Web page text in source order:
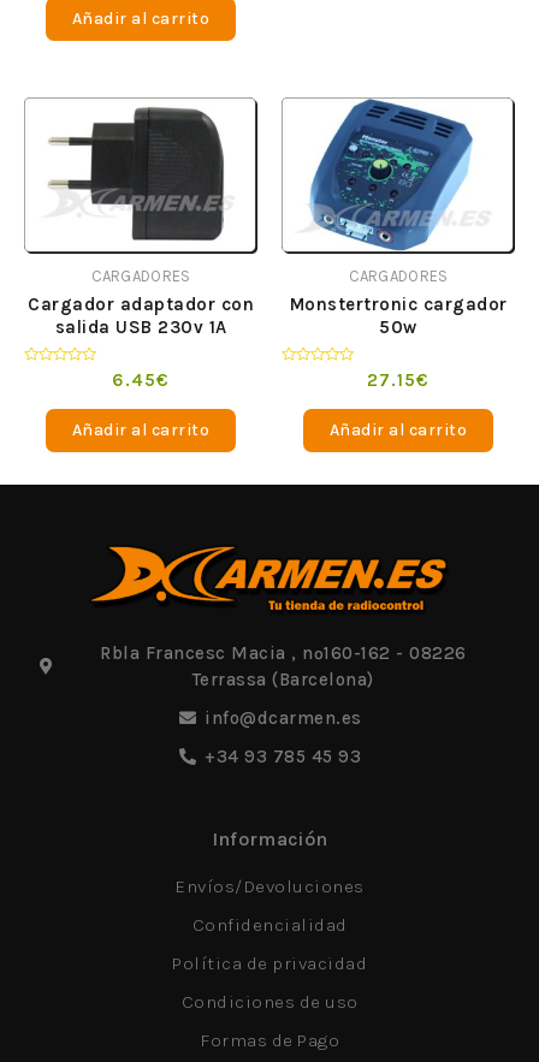
Añadir al carrito
CARGADORES
Cargador adaptador con
salida USB 230v 1A
6.45€
Añadir al carrito
CARGADORES
Monstertronic cargador
50w
27.15€
Añadir al carrito
Rbla Francesc Macia , nº160-162 - 08226
Terrassa (Barcelona)
info@dcarmen.es
+34 93 785 45 93
Información
Envíos/Devoluciones
Confidencialidad
Política de privacidad
Condiciones de uso
Formas de Pago